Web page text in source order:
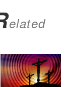
elated